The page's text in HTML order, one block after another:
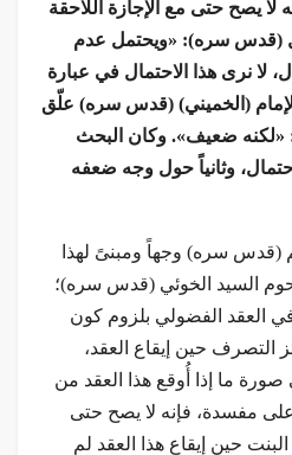
لا يصح حتى مع الإجازة اللاحقة
(قدس سره): «ويحتمل عدم
لا نرى هذا الاحتمال في عبارة
(الخميني) (قدس سره) علّق
«لكنه ضعيف». وكان البحث
وثانياً حول وجه ضعفه
(قدس سره) وجهاً ومبنىً لهذا
السيد الخوئي (قدس سره)؛
العقد الفضولي بلزوم كون
التصرف حين إيقاع العقد،
صورة ما إذا أُوقع هذا العقد من
مفسدة، فإنه لا يصح حتى
حين إيقاع هذا العقد لم